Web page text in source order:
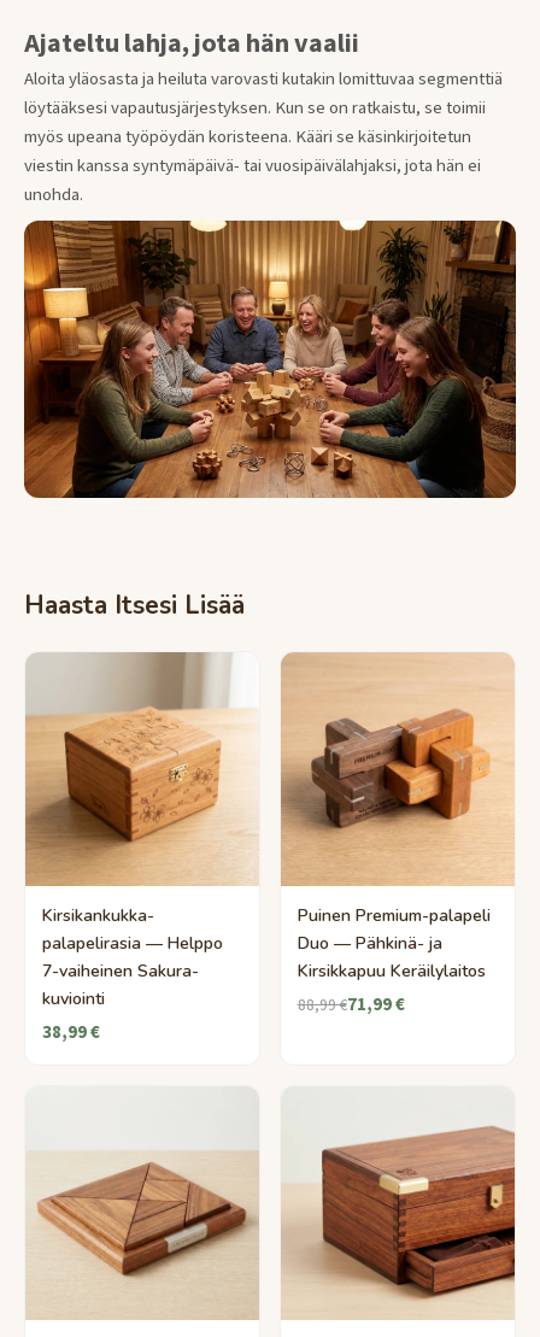
Ajateltu lahja, jota hän vaalii
Aloita yläosasta ja heiluta varovasti kutakin lomittuvaa segmenttiä
löytääksesi vapautusjärjestyksen. Kun se on ratkaistu, se toimii
myös upeana työpöydän koristeena. Kääri se käsinkirjoitetun
viestin kanssa syntymäpäivä- tai vuosipäivälahjaksi, jota hän ei
unohda.
Haasta Itsesi Lisää
Kirsikankukka-
palapelirasia — Helppo
7-vaiheinen Sakura-
kuviointi
38,99 €
Puinen Premium-palapeli
Duo — Pähkinä- ja
Kirsikkapuu Keräilylaitos
88,99 €71,99 €